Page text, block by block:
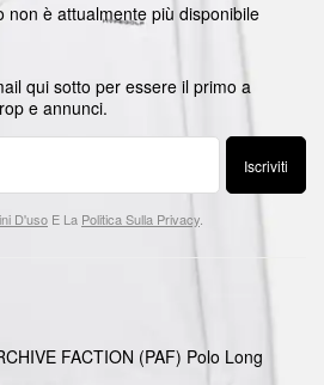
non è attualmente più disponibile
qui sotto per essere il primo a
e annunci.
Iscriviti
D'uso E La Politica Sulla Privacy
FACTION (PAF) Polo Long